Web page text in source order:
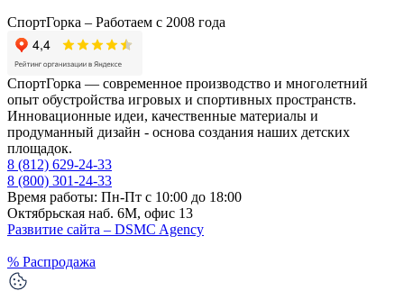
СпортГорка – Работаем с 2008 года
СпортГорка — современное производство и многолетний
опыт обустройства игровых и спортивных пространств.
Инновационные идеи, качественные материалы и
продуманный дизайн - основа создания наших детских
площадок.
8 (812) 629-24-33
8 (800) 301-24-33
Время работы: Пн-Пт с 10:00 до 18:00
Октябрьская наб. 6М, офис 13
Развитие сайта – DSMC Agency
% Распродажа